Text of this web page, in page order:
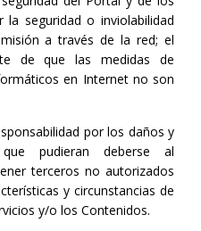
la seguridad o inviolabilidad
a través de la red; el
de que las medidas de
en Internet no son
por los daños y
pudieran deberse al
terceros no autorizados
y circunstancias de
y/o los Contenidos.